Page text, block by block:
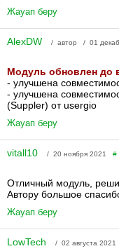
Жауап беру
AlexDW / автор / 01
Модуль обновлен до
- улучшена
- улучшена
(Suppler) от usergio
Жауап беру
vitall10 / 20 ноября 2021 #
Отличный модуль,
Автору большое
Жауап беру
LowTech / 02 августа 2021